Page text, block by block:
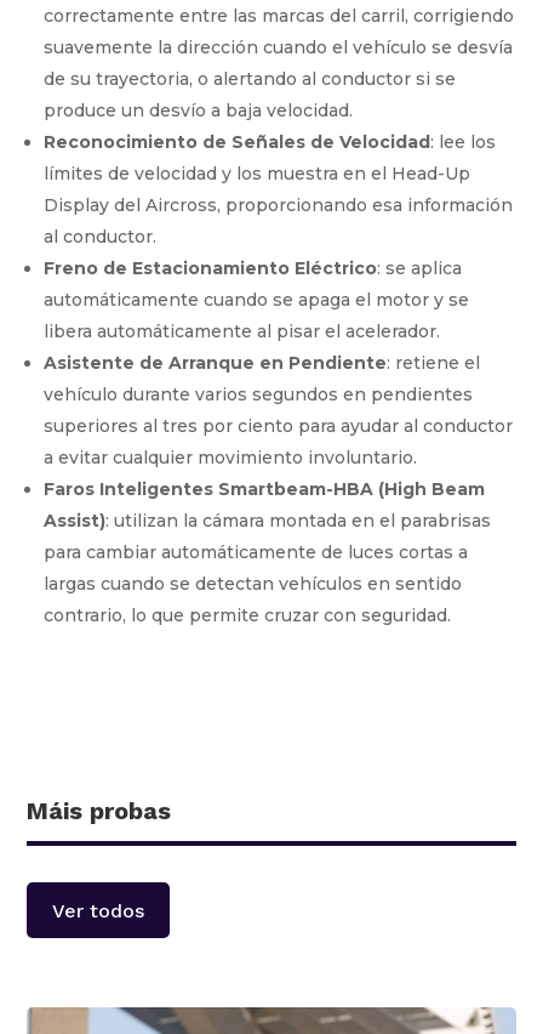
correctamente entre las marcas del carril, corrigiendo
suavemente la dirección cuando el vehículo se desvía
de su trayectoria, o alertando al conductor si se
produce un desvío a baja velocidad.
Reconocimiento de Señales de Velocidad: lee los
límites de velocidad y los muestra en el Head-Up
Display del Aircross, proporcionando esa información
al conductor.
Freno de Estacionamiento Eléctrico: se aplica
automáticamente cuando se apaga el motor y se
libera automáticamente al pisar el acelerador.
Asistente de Arranque en Pendiente: retiene el
vehículo durante varios segundos en pendientes
superiores al tres por ciento para ayudar al conductor
a evitar cualquier movimiento involuntario.
Faros Inteligentes Smartbeam-HBA (High Beam
Assist): utilizan la cámara montada en el parabrisas
para cambiar automáticamente de luces cortas a
largas cuando se detectan vehículos en sentido
contrario, lo que permite cruzar con seguridad.
Máis probas
Ver todos